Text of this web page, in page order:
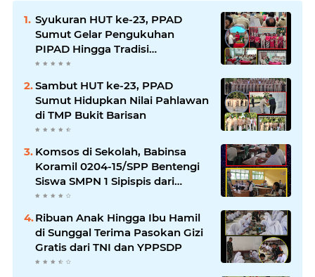
Syukuran HUT ke-23, PPAD
Sumut Gelar Pengukuhan
PIPAD Hingga Tradisi
Kekeluargaan
Sambut HUT ke-23, PPAD
Sumut Hidupkan Nilai Pahlawan
di TMP Bukit Barisan
Komsos di Sekolah, Babinsa
Koramil 0204-15/SPP Bentengi
Siswa SMPN 1 Sipispis dari
Bahaya Narkotika
Ribuan Anak Hingga Ibu Hamil
di Sunggal Terima Pasokan Gizi
Gratis dari TNI dan YPPSDP